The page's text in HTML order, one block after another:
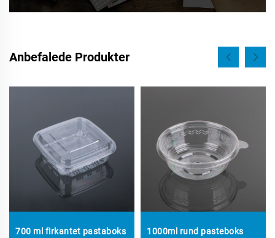
Anbefalede Produkter
700 ml firkantet pastaboks 1000ml rund pasteboks